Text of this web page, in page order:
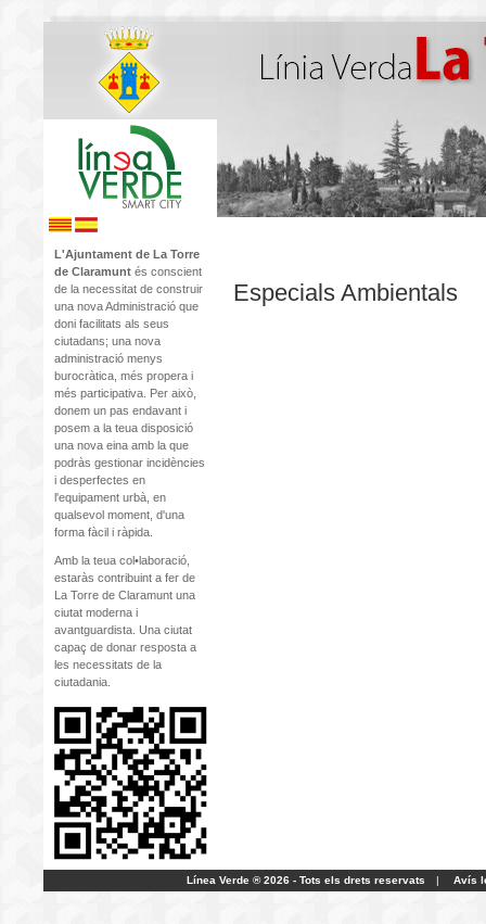
L'Ajuntament de La Torre
de Claramunt és conscient
de la necessitat de construir
una nova Administració que
doni facilitats als seus
ciutadans; una nova
administració menys
burocràtica, més propera i
més participativa. Per això,
donem un pas endavant i
posem a la teua disposició
una nova eina amb la que
podràs gestionar incidències
i desperfectes en
l'equipament urbà, en
qualsevol moment, d'una
forma fàcil i ràpida.
Amb la teua col•laboració,
estaràs contribuint a fer de
La Torre de Claramunt una
ciutat moderna i
avantguardista. Una ciutat
capaç de donar resposta a
les necessitats de la
ciutadania.
Especials Ambientals
Línea Verde ® 2026 - Tots els drets reservats | Avís